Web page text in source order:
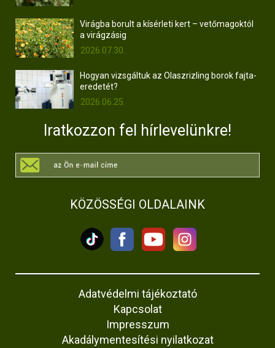
Virágba borult a kísérleti kert – vetőmagoktól
a virágzásig
2026.07.30.
Hogyan vizsgáltuk az Olaszrizling borok fajta-
eredetét?
2026.06.25.
Iratkozzon fel hírlevelünkre!
KÖZÖSSÉGI OLDALAINK
Adatvédelmi tájékoztató
Kapcsolat
Impresszum
Akadálymentesítési nyilatkozat